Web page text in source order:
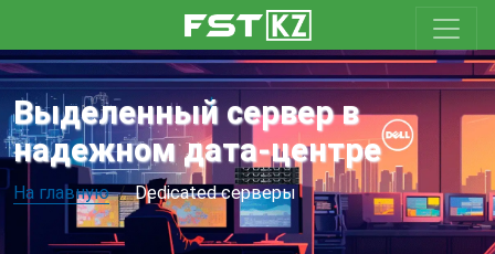
Выделенный сервер в
надежном дата-центре
На главную Dedicated серверы